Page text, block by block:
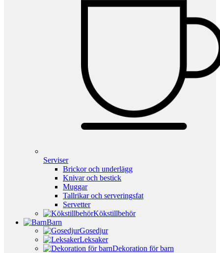
Serviser
Brickor och underlägg
Knivar och bestick
Muggar
Tallrikar och serveringsfat
Servetter
Kökstillbehör
Barn
Gosedjur
Leksaker
Dekoration för barn